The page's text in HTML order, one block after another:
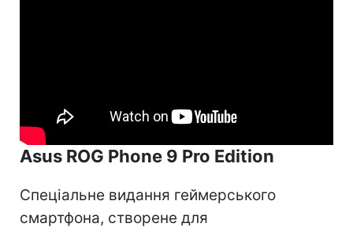
Asus ROG Phone 9 Pro Edition
Спеціальне видання геймерського
смартфона, створене для